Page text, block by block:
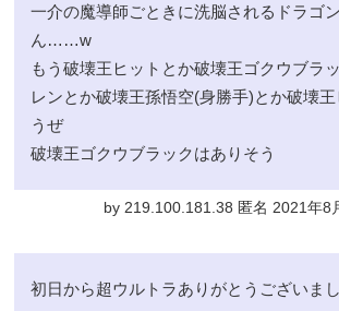
一介の魔導師ごときに洗脳されるドラゴ
ん……w
もう破壊王ヒットとか破壊王ゴクウブラ
レンとか破壊王孫悟空(身勝手)とか破壊王
うぜ
破壊王ゴクウブラックはありそう
by 219.100.181.38 匿名 2021年8
初日から超ウルトラありがとうございま